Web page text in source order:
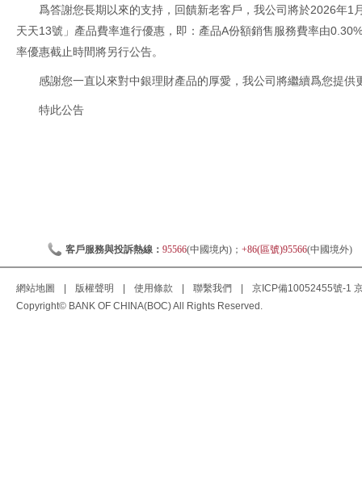
爲答謝您長期以來的支持，回饋新老客戶，我公司將於2026年1
天天13號」產品費率進行優惠，即：產品A份額銷售服務費率由
率優惠截止時間將另行公告。
感謝您一直以來對中銀理財產品的厚愛，我公司將繼續爲您提供
特此公告
客戶服務與投訴熱線： 95566(中國境內)； +86(區號)95566(中國境外)
網站地圖 版權聲明 使用條款 聯繫我們 京ICP備10052455號-1
Copyright© BANK OF CHINA(BOC) All Rights Reserved.